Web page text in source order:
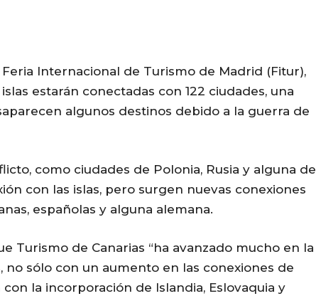
Internacional de Turismo de Madrid (Fitur),
estarán conectadas con 122 ciudades, una
algunos destinos debido a la guerra de
como ciudades de Polonia, Rusia y alguna de
con las islas, pero surgen nuevas conexiones
españolas y alguna alemana.
Turismo de Canarias “ha avanzado mucho en la
no sólo con un aumento en las conexiones de
la incorporación de Islandia, Eslovaquia y